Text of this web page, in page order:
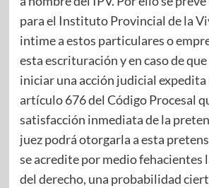
para el Instituto Provincial de la
intime a estos particulares o
esta escrituración y en caso de
iniciar una acción judicial expedita
artículo 676 del Código Procesal
satisfacción inmediata de la
juez podrá otorgarla a esta
se acredite por medio
del derecho, una probabilidad